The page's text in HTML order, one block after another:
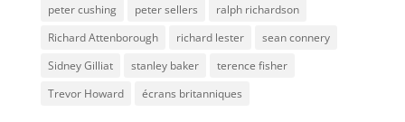
peter cushing
peter sellers
ralph richardson
Richard Attenborough
richard lester
sean connery
Sidney Gilliat
stanley baker
terence fisher
Trevor Howard
écrans britanniques